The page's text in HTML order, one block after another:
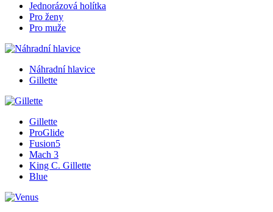
Jednorázová holítka
Pro ženy
Pro muže
Náhradní hlavice
Gillette
Gillette
ProGlide
Fusion5
Mach 3
King C. Gillette
Blue